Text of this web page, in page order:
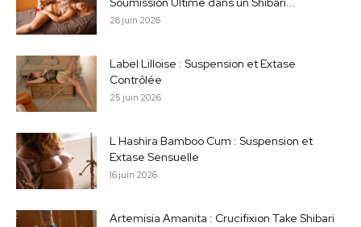
28 juin 2026
Label Lilloise : Suspension et Extase
Contrôlée
25 juin 2026
L Hashira Bamboo Cum : Suspension et
Extase Sensuelle
16 juin 2026
Artemisia Amanita : Crucifixion Take Shibari